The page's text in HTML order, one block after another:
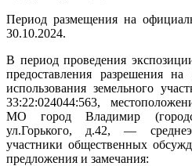
Период размещения на
30.10.2024.
В период проведения
предоставления разрешения
использования земельного
33:22:024044:563,
МО город Владимир
ул.Горького, д.42, —
участники общественных
предложения и замечания: